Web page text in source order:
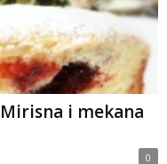
Mirisna i mekana
0